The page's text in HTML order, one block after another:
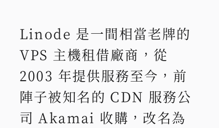
Linode 是一間相當老牌的
VPS 主機租借廠商，從
2003 年提供服務至今，前
陣子被知名的 CDN 服務公
司 Akamai 收購，改名為